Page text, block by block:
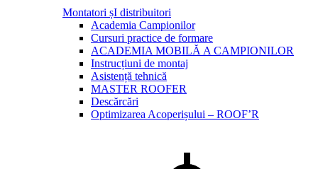
Montatori șI distribuitori
Academia Campionilor
Cursuri practice de formare
ACADEMIA MOBILĂ A CAMPIONILOR
Instrucțiuni de montaj
Asistență tehnică
MASTER ROOFER
Descărcări
Optimizarea Acoperișului – ROOF’R